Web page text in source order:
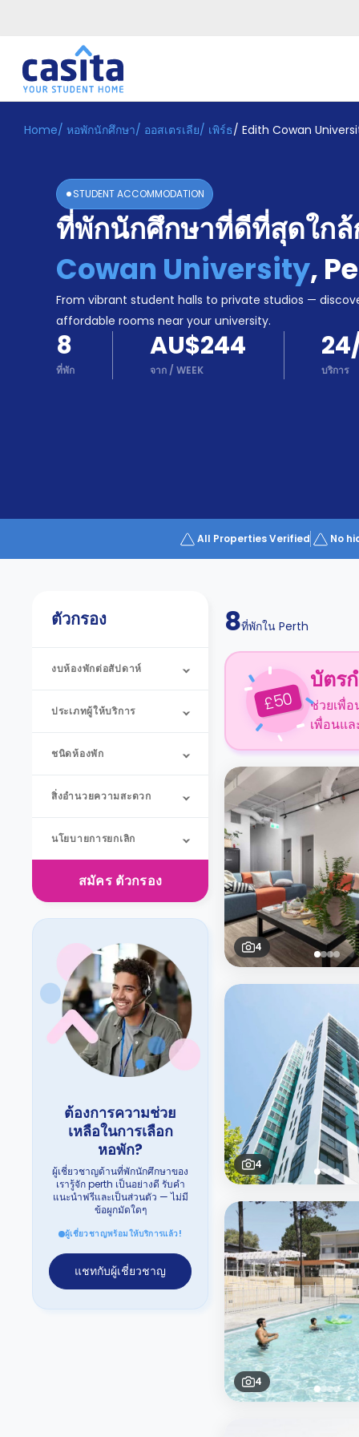
Home TH AUD
ระบบ
Booking
Accommodation
Become
Partner
Home/ หอพักนักศึกษา/ ออสเตรเลีย/ เพิร์ธ/ Edith Cowan
STUDENT ACCOMMODATION
ที่พักนักศึกษาที่ดีที่สุดใก
Cowan University,
From vibrant student halls to private studios —
affordable rooms near your university.
8
ที่พัก
AU$244
จาก /WEEK บริการ
All Properties Verified No
ตัวกรอง
งบห้องพักต่อสัปดาห์
ประเภทผู้ให้บริการ
ชนิดห้องพัก
สิ่งอำนวยความสะดวก
นโยบายการยกเลิก
สมัคร ตัวกรอง
ต้องการความช่วย
เหลือในการเลือก
หอพัก?
ผู้เชี่ยวชาญด้านที่พักนักศึกษาของ
เรารู้จัก perth เป็นอย่างดี รับคำ
แนะนำฟรีและเป็นส่วนตัว — ไม่มี
ข้อผูกมัดใดๆ
ผู้เชี่ยวชาญพร้อมให้บริการแล้ว!
แชทกับผู้เชี่ยวชาญ
8ที่พักใน Perth
£50
บัตร
ช่วยเพื่
เพื่อนแ
4
4
4